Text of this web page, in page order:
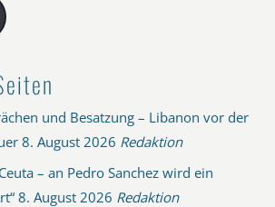
und Besatzung – Libanon vor der
8. August 2026 Redaktion
– an Pedro Sanchez wird ein
8. August 2026 Redaktion